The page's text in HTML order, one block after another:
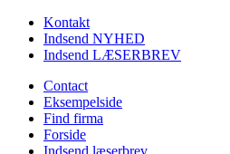
Kontakt
Indsend NYHED
Indsend LÆSERBREV
Contact
Eksempelside
Find firma
Forside
Indsend læserbrev